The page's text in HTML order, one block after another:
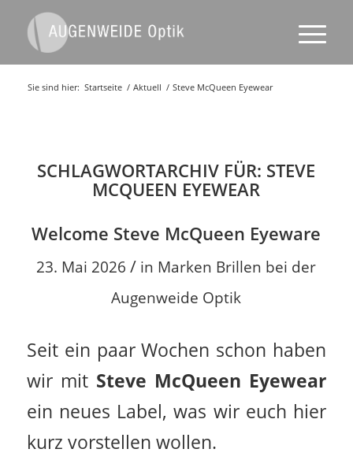
Sie sind hier: Startseite / Aktuell / Steve McQueen Eyewear
SCHLAGWORTARCHIV FÜR: STEVE
MCQUEEN EYEWEAR
Welcome Steve McQueen Eyeware
23. Mai 2026 / in Marken Brillen bei der
Augenweide Optik
Seit ein paar Wochen schon haben
wir mit Steve McQueen Eyewear
ein neues Label, was wir euch hier
kurz vorstellen wollen.